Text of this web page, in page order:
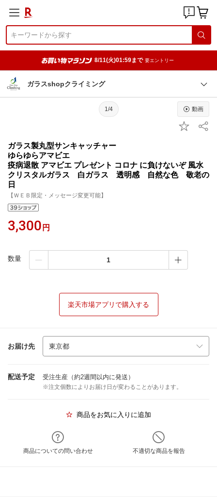
8/11(火)01:59まで 要エントリー
ガラスshopクライミング
1/4 動画
ガラス製丸型サンキャッチャー
ゆらゆらアマビエ
疫病退散 アマビエ プレゼント コロナ に負けないぞ 風水
クリスタルガラス 白ガラス 透明感 自然な色 敬老の
日
【ＷＥＢ限定・メッセージ変更可能】
3,300 円
数量
楽天市場アプリで購入する
お届け先
配送予定 受注生産（約2週間以内に発送）
※注文個数によりお届け日が変わることがあります。
商品をお気に入りに追加
商品についての問い合わせ 不適切な商品を報告